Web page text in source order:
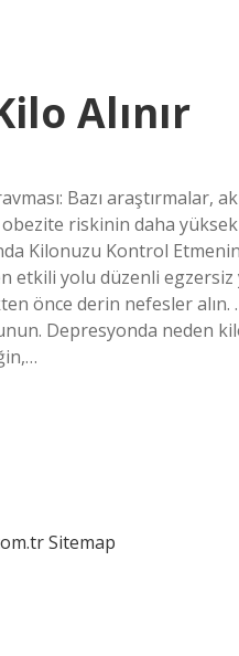
Alınır
Bazı araştırmalar,
riskinin daha
Kilonuzu Kontrol
etkili yolu düzenli
önce derin nefesler alın.
Depresyonda neden
Sitemap